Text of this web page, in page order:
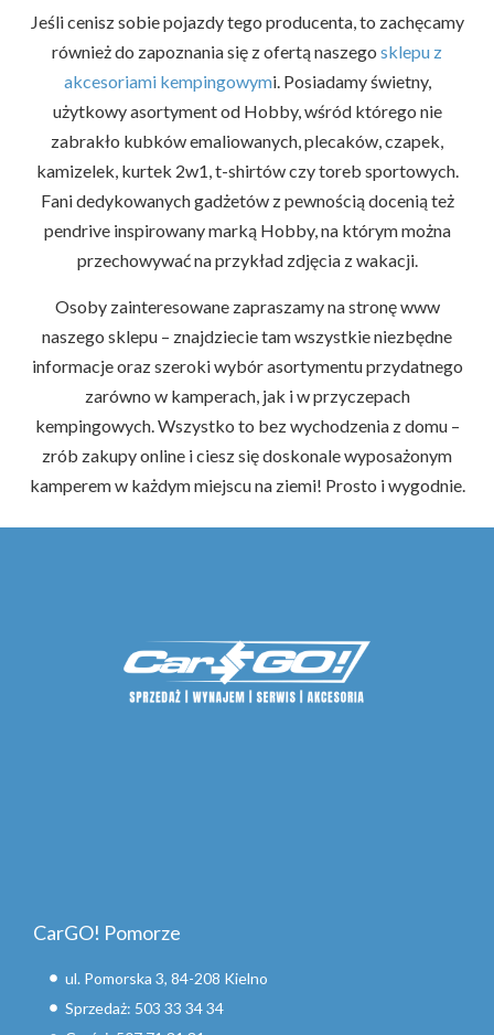
Jeśli cenisz sobie pojazdy tego producenta, to zachęcamy
również do zapoznania się z ofertą naszego sklepu z
akcesoriami kempingowymi. Posiadamy świetny,
użytkowy asortyment od Hobby, wśród którego nie
zabrakło kubków emaliowanych, plecaków, czapek,
kamizelek, kurtek 2w1, t-shirtów czy toreb sportowych.
Fani dedykowanych gadżetów z pewnością docenią też
pendrive inspirowany marką Hobby, na którym można
przechowywać na przykład zdjęcia z wakacji.
Osoby zainteresowane zapraszamy na stronę www
naszego sklepu – znajdziecie tam wszystkie niezbędne
informacje oraz szeroki wybór asortymentu przydatnego
zarówno w kamperach, jak i w przyczepach
kempingowych. Wszystko to bez wychodzenia z domu –
zrób zakupy online i ciesz się doskonale wyposażonym
kamperem w każdym miejscu na ziemi! Prosto i wygodnie.
CarGO! Pomorze
ul. Pomorska 3, 84-208 Kielno
Sprzedaż: 503 33 34 34